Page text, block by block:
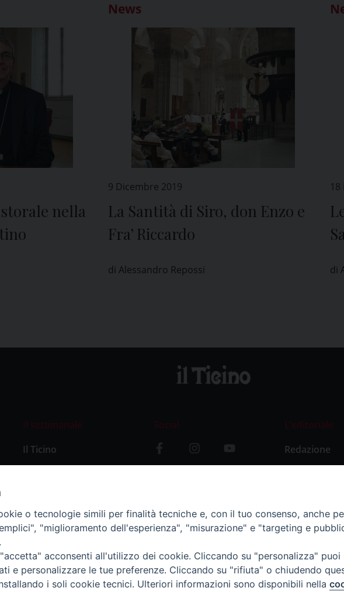
nella
News
9 Dicembre 2019
La Santità di Siro, don Enzo e
Fra’ Riccardo
di Alessandro Repossi di
Il settimanale
Il Ticino
Abbonamenti
Social
L’editoriale
Redazione
Storia
o tecnologie simili per finalità tecniche e, con il tuo consenso, anche
"miglioramento dell'esperienza", "misurazione" e "targeting e
acconsenti all'utilizzo dei cookie. Cliccando su "personalizza"
e personalizzare le tue preferenze. Cliccando su "rifiuta" o chiudendo
i soli cookie tecnici. Ulteriori informazioni sono disponibili nella